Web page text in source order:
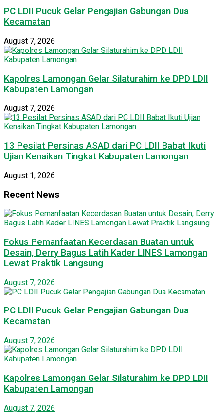
PC LDII Pucuk Gelar Pengajian Gabungan Dua
Kecamatan
August 7, 2026
Kapolres Lamongan Gelar Silaturahim ke DPD LDII
Kabupaten Lamongan
August 7, 2026
13 Pesilat Persinas ASAD dari PC LDII Babat Ikuti
Ujian Kenaikan Tingkat Kabupaten Lamongan
August 1, 2026
Recent News
Fokus Pemanfaatan Kecerdasan Buatan untuk
Desain, Derry Bagus Latih Kader LINES Lamongan
Lewat Praktik Langsung
August 7, 2026
PC LDII Pucuk Gelar Pengajian Gabungan Dua
Kecamatan
August 7, 2026
Kapolres Lamongan Gelar Silaturahim ke DPD LDII
Kabupaten Lamongan
August 7, 2026